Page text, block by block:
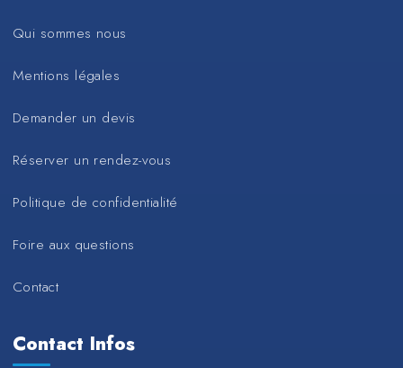
Qui sommes nous
Mentions légales
Demander un devis
Réserver un rendez-vous
Politique de confidentialité
Foire aux questions
Contact
Contact Infos